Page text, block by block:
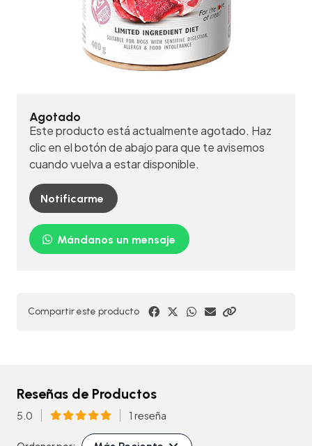
Agotado
Este producto está actualmente agotado. Haz
clic en el botón de abajo para que te avisemos
cuando vuelva a estar disponible.
Notificarme
Mándanos un mensaje
Compartir este producto
Reseñas de Productos
5.0 1 reseña